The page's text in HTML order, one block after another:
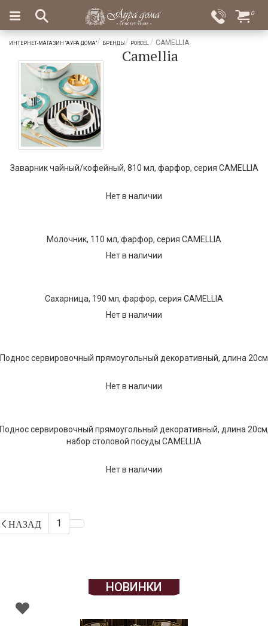
Вход
Избранное
×
Подарки
Ароматы
для
дома
Бар
и
хрусталь
Столовые
Фарфор
Бренды
0
ИНТЕРНЕТ-МАГАЗИН "АУРА ДОМА" БРЕНДЫ PORCEL CAMELLIA
Camellia
Заварник чайный/кофейный, 810 мл, фарфор, серия CAMELLIA
Нет в наличии
Молочник, 110 мл, фарфор, серия CAMELLIA
Нет в наличии
Сахарница, 190 мл, фарфор, серия CAMELLIA
Нет в наличии
Поднос сервировочный прямоугольный декоративный, длина 20см
Нет в наличии
сервировочный прямоугольный декоративный, длина
набор столовой посуды CAMELLIA
Нет в наличии
НАЗАД 1
НОВИНКИ